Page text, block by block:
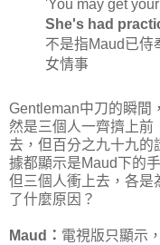
'You may get
She's had
不是指Maud已侍
女情事
Gentleman中刀的瞬間
然是三個人一齊擠上前
去，但百分之九十九的
據都顯示是Maud下的手
但三個人衝上去，各是
了什麼原因？
Maud： 電視版只顯示，